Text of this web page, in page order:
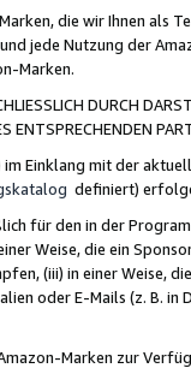
die wir Ihnen als
jede Nutzung der
Marken.
DURCH
ENTSPRECHENDEN
Einklang mit der
definiert)
für den in der
Weise, die ein
(iii) in einer Weise,
oder E-Mails (z. B. in
Marken zur